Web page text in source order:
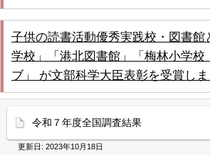
子供の読書活動優秀実践校・図書館
学校」「港北図書館」「梅林小学校
ブ」 が文部科学大臣表彰を受賞し
令和７年度全国調査結果
更新日: 2023年10月18日